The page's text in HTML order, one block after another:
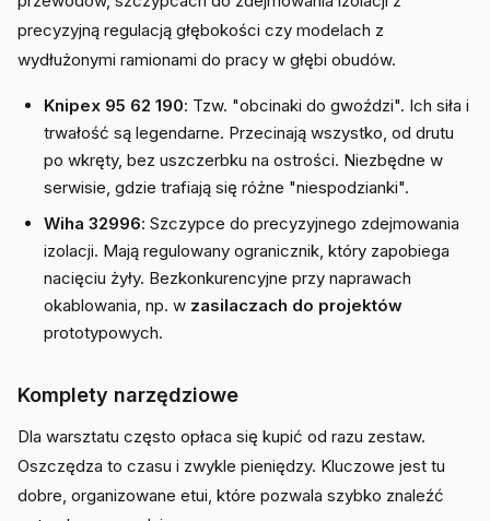
precyzyjną regulacją głębokości czy modelach z
wydłużonymi ramionami do pracy w głębi obudów.
Knipex 95 62 190: Tzw. "obcinaki do gwoździ". Ich siła i
trwałość są legendarne. Przecinają wszystko, od drutu
po wkręty, bez uszczerbku na ostrości. Niezbędne w
serwisie, gdzie trafiają się różne "niespodzianki".
Wiha 32996: Szczypce do precyzyjnego zdejmowania
izolacji. Mają regulowany ogranicznik, który zapobiega
nacięciu żyły. Bezkonkurencyjne przy naprawach
okablowania, np. w zasilaczach do projektów
prototypowych.
Komplety narzędziowe
Dla warsztatu często opłaca się kupić od razu zestaw.
Oszczędza to czasu i zwykle pieniędzy. Kluczowe jest tu
dobre, organizowane etui, które pozwala szybko znaleźć